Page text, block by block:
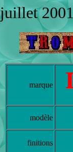
juillet
marque
modèle
finitions